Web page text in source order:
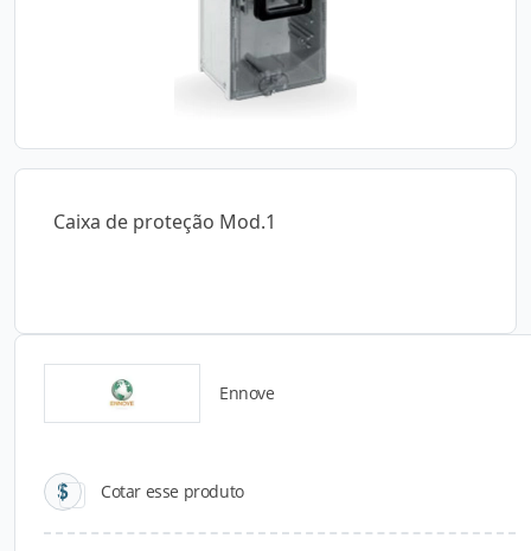
Caixa de proteção Mod.1
Ennove
Cotar esse produto
Catálogos para Download